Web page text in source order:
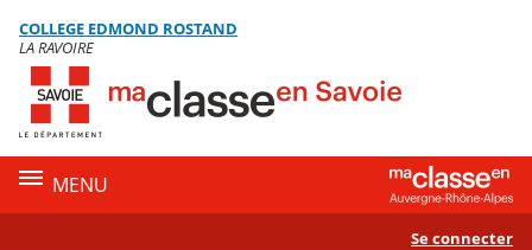
Menu de la rubrique
Contenu
COLLEGE EDMOND ROSTAND
LA RAVOIRE
MENU
Se connecter